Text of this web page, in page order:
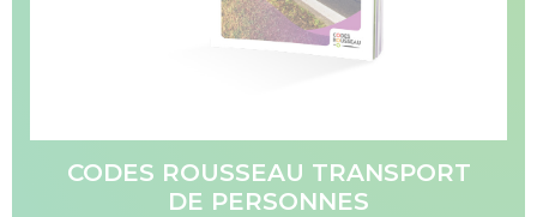
CODES ROUSSEAU TRANSPORT
DE PERSONNES